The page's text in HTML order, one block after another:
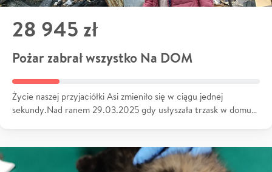
28 945 zł
Pożar zabrał wszystko Na DOM
Życie naszej przyjaciółki Asi zmieniło się w ciągu jednej
sekundy.Nad ranem 29.03.2025 gdy usłyszała trzask w domu…